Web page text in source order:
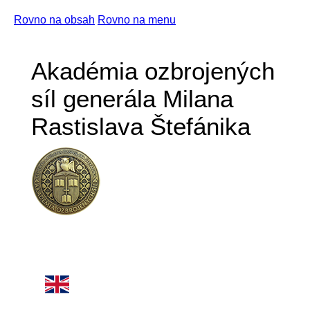
Rovno na obsah Rovno na menu
Akadémia ozbrojených
síl generála Milana
Rastislava Štefánika